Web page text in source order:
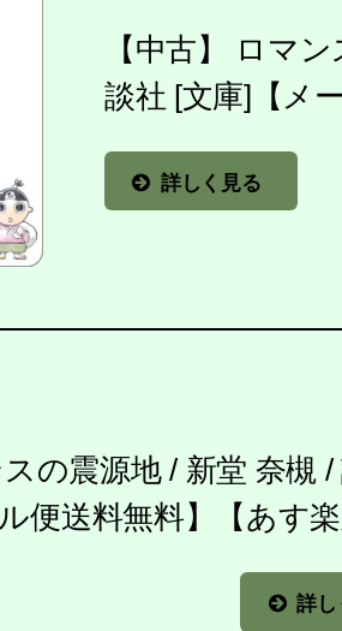
【中古】 ロマ
談社 [文庫]【メ
詳しく見る
の震源地 / 新堂 奈槻 /
便送料無料】【あす楽
詳し